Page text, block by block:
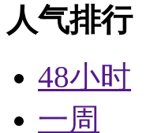
人气排行
48小时
一周